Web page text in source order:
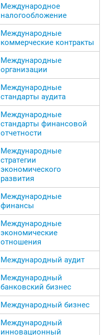
Международное
налогообложение
Международные
коммерческие контракты
Международные
организации
Международные
стандарты аудита
Международные
стандарты финансовой
отчетности
Международные
стратегии
экономического
развития
Международные
финансы
Международные
экономические
отношения
Международный аудит
Международный
банковский бизнес
Международный бизнес
Международный
инновационный